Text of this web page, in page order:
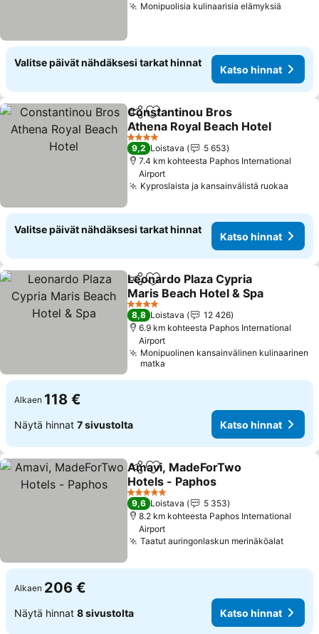
Monipuolisia kulinaarisia elämyksiä
Valitse päivät nähdäksesi tarkat hinnat
Katso hinnat
Jaa Lisää suosikkeihin
Constantinou Bros
Athena Royal Beach Hotel
Katso hinnat
4 Tähtiluokitus
9,2 Loistava
5 653
7.4 km kohteesta Paphos International
Airport
Kyproslaista ja kansainvälistä ruokaa
Valitse päivät nähdäksesi tarkat hinnat
Katso hinnat
Jaa Lisää suosikkeihin
Leonardo Plaza Cypria
Maris Beach Hotel & Spa
Katso hinnat
4 Tähtiluokitus
8,8 Loistava
12 426
6.9 km kohteesta Paphos International
Airport
Monipuolinen kansainvälinen kulinaarinen
matka
Alkaen 118 €
Näytä hinnat 7 sivustolta Katso hinnat
Jaa Lisää suosikkeihin
Amavi, MadeForTwo
Hotels - Paphos
Katso hinnat
5 Tähtiluokitus
9,6 Loistava
5 353
8.2 km kohteesta Paphos International
Airport
Taatut auringonlaskun merinäköalatKatso
Alkaen 206 €
Näytä hinnat 8 sivustolta Katso hinnat